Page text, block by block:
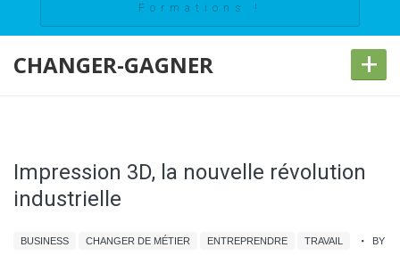
Formations !
CHANGER-GAGNER +
Impression 3D, la nouvelle révolution
industrielle
BUSINESS CHANGER DE MÉTIER ENTREPRENDRE TRAVAIL BY